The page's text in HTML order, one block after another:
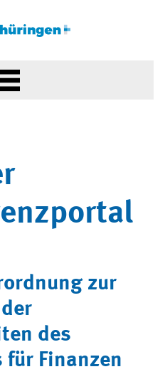
zur
des
für Finanzen